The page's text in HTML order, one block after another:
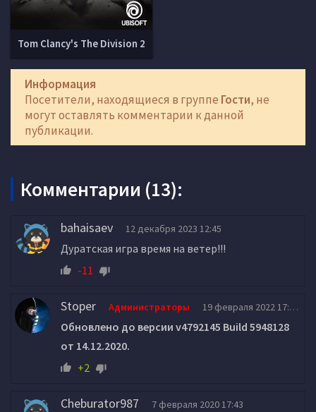
Tom Clancy's The Division 2
Информация
Посетители, находящиеся в группе Гости, не
могут оставлять комментарии к данной
публикации.
Комментарии (13):
bahaisaev 12 декабря 2023 12:45
Дуратская игра время на ветер!!!
-11
Stoper Администраторы 19 февраля 2022 17:37
Обновлено до версии v4792145 Build 5948128
от 14.12.2020.
+2
Cheburator987 7 февраля 2020 17:43